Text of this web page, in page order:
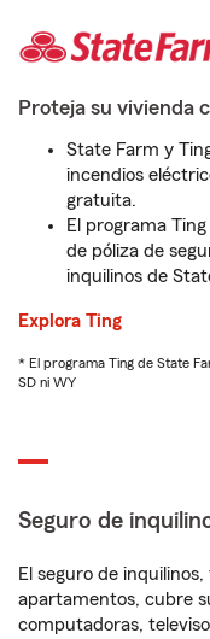
Proteja su vivienda
State Farm y
incendios
gratuita.
El programa
de póliza de
inquilinos de
Explora Ting
* El programa Ting de State
SD ni WY
Seguro de
El seguro de
apartamentos, cubre
computadoras,